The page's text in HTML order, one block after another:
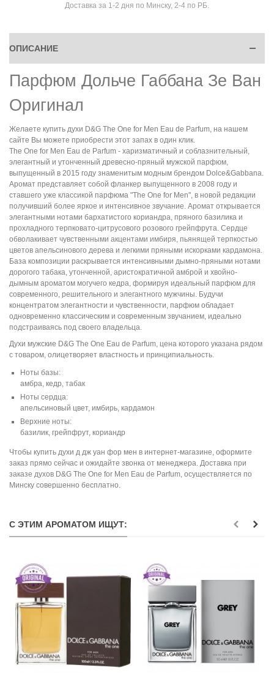
Доставка за 1-2 дня по Минску, 2-4 по РБ.
ОПИСАНИЕ
Парфюм Дольче Габбана Зе Ван
Оригинал
Желаете купить духи D&G The One for Men Eau de Parfum, на нашем
сайте Вы можете приобрести этот запах в один клик.
The One for Men Eau de Parfum - харизматичный и соблазнительный,
элегантный и утонченный древесно-пряный мужской парфюм,
выпущенный в 2015 году знаменитым модным брендом Dolce&Gabbana.
Аромат представляет собой фланкер выпущенного в 2008 году и
ставшего уже классикой парфюма "The One for Men", в новой редакции
получивший более яркое и интенсивное звучание. Аромат открывается
элегантными нотами бархатистого кориандра, пряного базилика и
прохладного терпковато-цитрусового розового грейпфрута. Сердце
обволакивает чувственными акцентами имбиря, пьянящей терпкостью
цветов апельсинового дерева и легкими пряными искорками кардамона.
База композиции раскрывается интенсивными дымно-пряными нотами
дорогого табака, утонченной, аристократичной амброй и хвойно-
дымным ароматом могучего кедра, формируя идеальный парфюм для
современного, решительного и элегантного мужчины. Будучи
концентратом элегантности и чувственности, парфюм обладает
одновременно классическим и современным звучанием, идеально
подстраиваясь под своего владельца.
Духи мужские D&G The One Eau de Parfum, цена которого указана рядом
с товаром, олицетворяет властность и принципиальность.
Ноты базы:
амбра, кедр, табак
Ноты сердца:
апельсиновый цвет, имбирь, кардамон
Верхние ноты:
базилик, грейпфрут, кориандр
Чтобы купить духи д дж уан фор мен в интернет-магазине, оформите
заказ прямо сейчас и ожидайте звонка от менеджера. Доставка при
заказе духов D&G The One for Men Eau de Parfum, осуществляется по
Минску совершенно бесплатно.
С ЭТИМ АРОМАТОМ ИЩУТ: